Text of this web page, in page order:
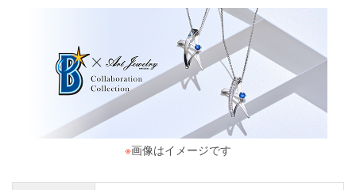
※画像はイメージです